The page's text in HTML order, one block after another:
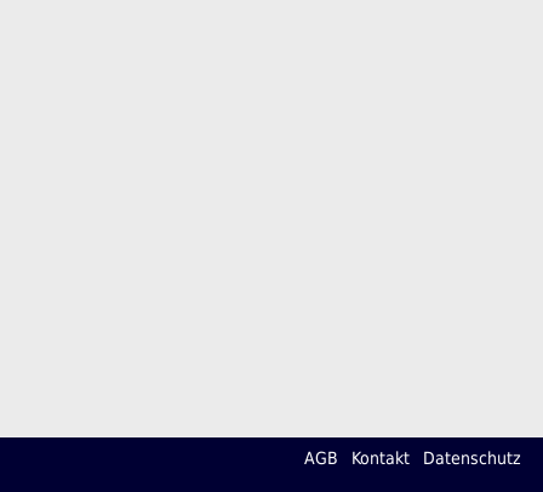
AGB Kontakt Datenschutz